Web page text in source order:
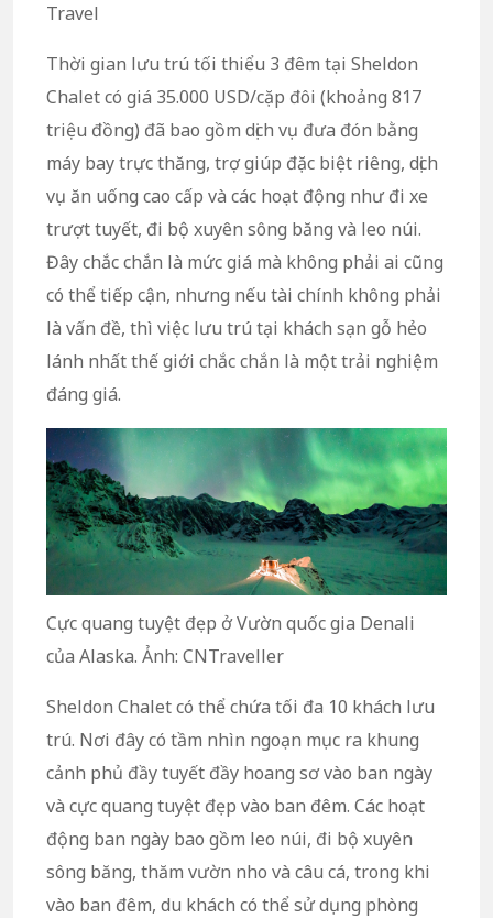
Travel
Thời gian lưu trú tối thiểu 3 đêm tại Sheldon
Chalet có giá 35.000 USD/cặp đôi (khoảng 817
triệu đồng) đã bao gồm dịch vụ đưa đón bằng
máy bay trực thăng, trợ giúp đặc biệt riêng, dịch
vụ ăn uống cao cấp và các hoạt động như đi xe
trượt tuyết, đi bộ xuyên sông băng và leo núi.
Đây chắc chắn là mức giá mà không phải ai cũng
có thể tiếp cận, nhưng nếu tài chính không phải
là vấn đề, thì việc lưu trú tại khách sạn gỗ hẻo
lánh nhất thế giới chắc chắn là một trải nghiệm
đáng giá.
Cực quang tuyệt đẹp ở Vườn quốc gia Denali
của Alaska. Ảnh: CNTraveller
Sheldon Chalet có thể chứa tối đa 10 khách lưu
trú. Nơi đây có tầm nhìn ngoạn mục ra khung
cảnh phủ đầy tuyết đầy hoang sơ vào ban ngày
và cực quang tuyệt đẹp vào ban đêm. Các hoạt
động ban ngày bao gồm leo núi, đi bộ xuyên
sông băng, thăm vườn nho và câu cá, trong khi
vào ban đêm, du khách có thể sử dụng phòng